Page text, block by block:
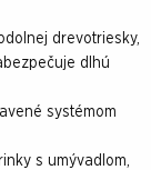
drevotriesky,
dlhú
systémom
s umývadlom,